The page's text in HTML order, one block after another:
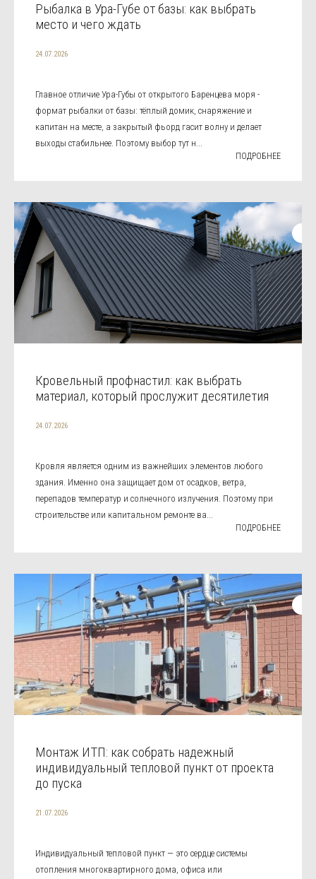
Рыбалка в Ура-Губе от базы: как выбрать
место и чего ждать
24.07.2026
Главное отличие Ура-Губы от открытого Баренцева моря -
формат рыбалки от базы: тёплый домик, снаряжение и
капитан на месте, а закрытый фьорд гасит волну и делает
выходы стабильнее. Поэтому выбор тут н...
ПОДРОБНЕЕ
Кровельный профнастил: как выбрать
материал, который прослужит десятилетия
24.07.2026
Кровля является одним из важнейших элементов любого
здания. Именно она защищает дом от осадков, ветра,
перепадов температур и солнечного излучения. Поэтому при
строительстве или капитальном ремонте ва...
ПОДРОБНЕЕ
Монтаж ИТП: как собрать надежный
индивидуальный тепловой пункт от проекта
до пуска
21.07.2026
Индивидуальный тепловой пункт — это сердце системы
отопления многоквартирного дома, офиса или